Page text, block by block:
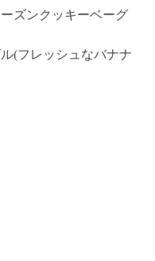
ズンクッキーベーグ
(フレッシュなバナナ